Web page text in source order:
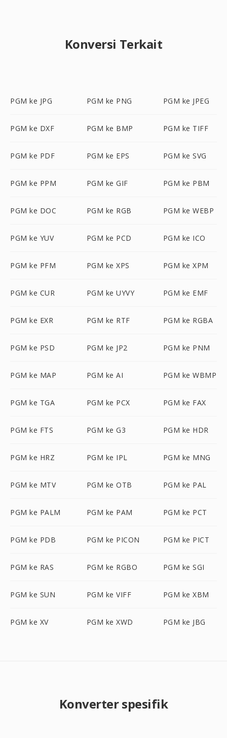
Konversi Terkait
PGM ke JPG PGM ke PNG PGM ke JPEG
PGM ke DXF PGM ke BMP PGM ke TIFF
PGM ke PDF PGM ke EPS PGM ke SVG
PGM ke PPM PGM ke GIF PGM ke PBM
PGM ke DOC PGM ke RGB PGM ke WEBP
PGM ke YUV PGM ke PCD PGM ke ICO
PGM ke PFM PGM ke XPS PGM ke XPM
PGM ke CUR PGM ke UYVY PGM ke EMF
PGM ke EXR PGM ke RTF PGM ke RGBA
PGM ke PSD PGM ke JP2 PGM ke PNM
PGM ke MAP PGM ke AI PGM ke WBMP
PGM ke TGA PGM ke PCX PGM ke FAX
PGM ke FTS PGM ke G3 PGM ke HDR
PGM ke HRZ PGM ke IPL PGM ke MNG
PGM ke MTV PGM ke OTB PGM ke PAL
PGM ke PALM PGM ke PAM PGM ke PCT
PGM ke PDB PGM ke PICON PGM ke PICT
PGM ke RAS PGM ke RGBO PGM ke SGI
PGM ke SUN PGM ke VIFF PGM ke XBM
PGM ke XV PGM ke XWD PGM ke JBG
Konverter spesifik